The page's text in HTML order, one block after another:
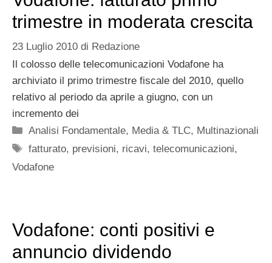
trimestre in moderata crescita
23 Luglio 2010 di Redazione
Il colosso delle telecomunicazioni Vodafone ha
archiviato il primo trimestre fiscale del 2010, quello
relativo al periodo da aprile a giugno, con un
incremento dei
Categorie
Analisi Fondamentale, Media & TLC, Multinazionali
Tag
fatturato, previsioni, ricavi,telecomunicazioni,
Vodafone
Vodafone: conti positivi e
annuncio dividendo